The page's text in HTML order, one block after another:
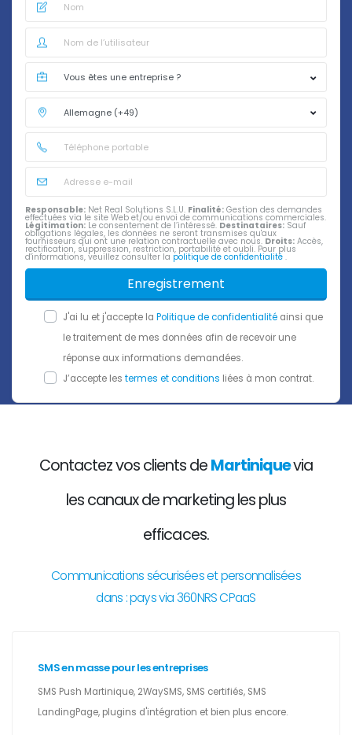
Responsable: Net Real Solutions S.L.U. Finalité: Gestion des demandes
effectuées via le site Web et/ou envoi de communications commerciales.
Légitimation: Le consentement de l’intéressé. Destinataires: Sauf
obligations légales, les données ne seront transmises qu'aux
fournisseurs qui ont une relation contractuelle avec nous. Droits: Accès,
rectification, suppression, restriction, portabilité et oubli. Pour plus
d'informations, veuillez consulter la politique de confidentialité .
Enregistrement
J'ai lu et j'accepte la Politique de confidentialité ainsi que
le traitement de mes données afin de recevoir une
réponse aux informations demandées.
J’accepte les termes et conditions liées à mon contrat.
Contactez vos clients deMartiniquevia
les canaux de marketing les plus
efficaces.
Communications sécurisées et personnalisées
dans : pays via 360NRS CPaaS
SMS en masse pour les entreprises
SMS Push Martinique, 2WaySMS, SMS certifiés, SMS
LandingPage, plugins d'intégration et bien plus encore.